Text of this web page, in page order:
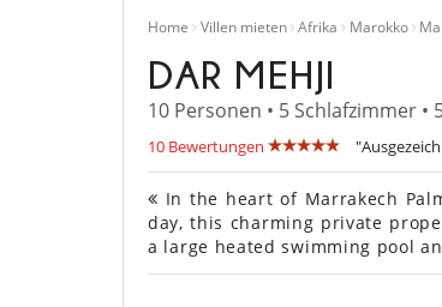
Home Villen mieten Afrika Marokko
DAR MEHJI
10 Personen • 5 Schlafzimmer •
10 Bewertungen
In the heart of Marrakech
day, this charming private
a large heated swimming pool